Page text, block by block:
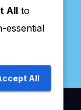
All to
essential
All